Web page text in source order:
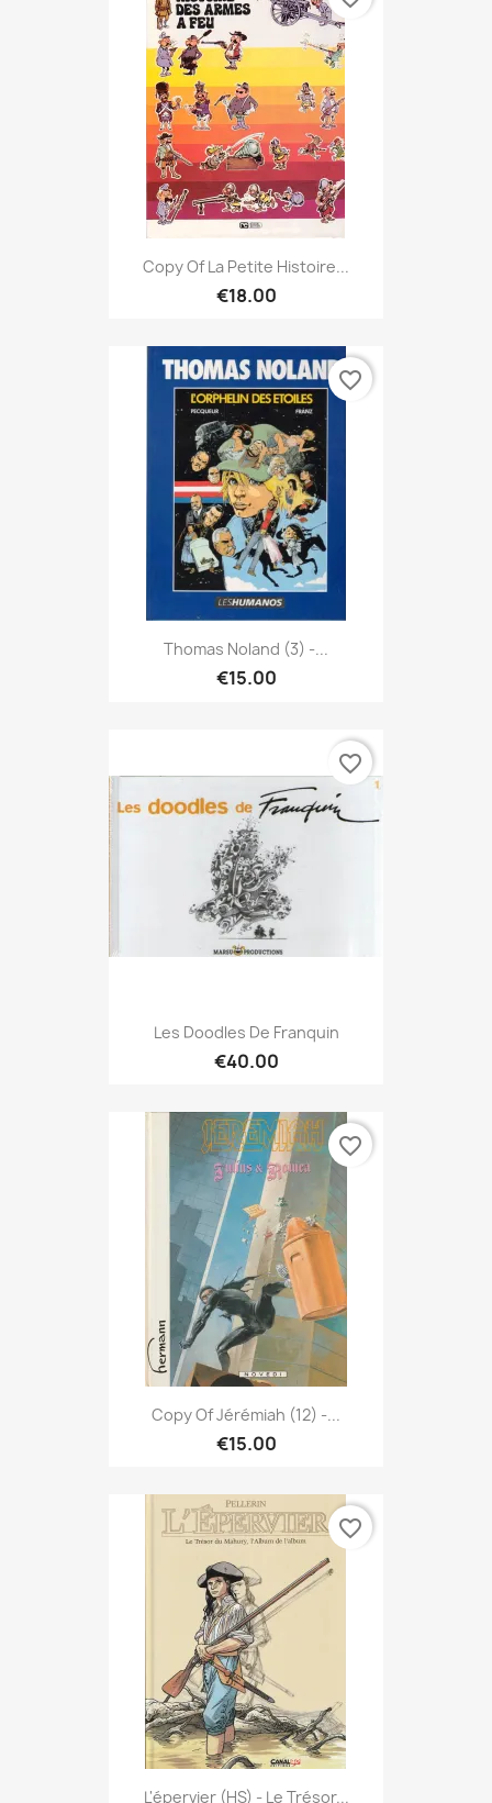
Copy Of La Petite Histoire...
€18.00
Thomas Noland (3) -...
€15.00
favorite_border
Les Doodles De Franquin
€40.00
favorite_border
Copy Of Jérémiah (12) -...
€15.00
favorite_border
L'épervier (HS) - Le Trésor...
favorite_border